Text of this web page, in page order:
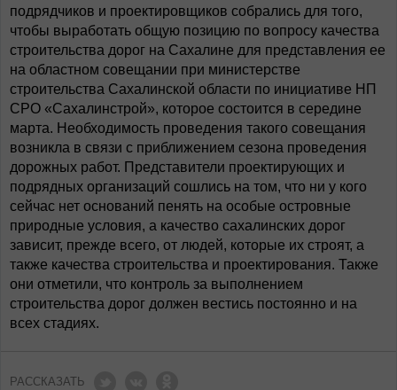
подрядчиков и проектировщиков собрались для того,
чтобы выработать общую позицию по вопросу качества
строительства дорог на Сахалине для представления ее
на областном совещании при министерстве
строительства Сахалинской области по инициативе НП
СРО «Сахалинстрой», которое состоится в середине
марта. Необходимость проведения такого совещания
возникла в связи с приближением сезона проведения
дорожных работ. Представители проектирующих и
подрядных организаций сошлись на том, что ни у кого
сейчас нет оснований пенять на особые островные
природные условия, а качество сахалинских дорог
зависит, прежде всего, от людей, которые их строят, а
также качества строительства и проектирования. Также
они отметили, что контроль за выполнением
строительства дорог должен вестись постоянно и на
всех стадиях.
РАССКАЗАТЬ